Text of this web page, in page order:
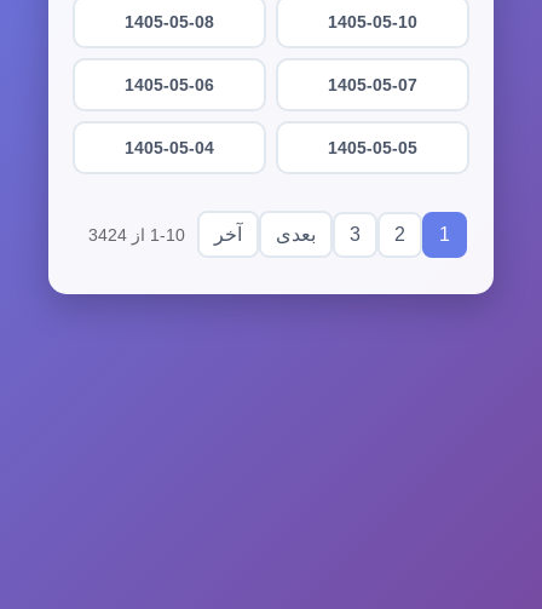
1405-05-10
1405-05-08
1405-05-07
1405-05-06
1405-05-05
1405-05-04
1
2
3 بعدی آخر 1-10 از 3424